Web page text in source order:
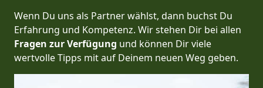
Wenn Du uns als Partner wählst, dann buchst Du
Erfahrung und Kompetenz. Wir stehen Dir bei allen
Fragen zur Verfügung und können Dir viele
wertvolle Tipps mit auf Deinem neuen Weg geben.